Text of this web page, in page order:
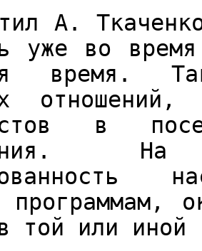
А.
уже во
время.
отношений,
в
программам,
той или иной